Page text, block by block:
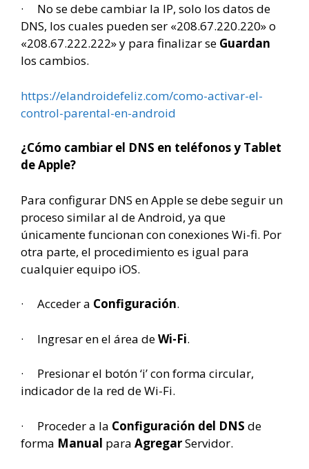
· No se debe cambiar la IP, solo los datos de
DNS, los cuales pueden ser «208.67.220.220» o
«208.67.222.222» y para finalizar se Guardan
los cambios.
https://elandroidefeliz.com/como-activar-el-
control-parental-en-android
¿Cómo cambiar el DNS en teléfonos y Tablet
de Apple?
Para configurar DNS en Apple se debe seguir un
proceso similar al de Android, ya que
únicamente funcionan con conexiones Wi-fi. Por
otra parte, el procedimiento es igual para
cualquier equipo iOS.
· Acceder a Configuración.
· Ingresar en el área deWi-Fi.
· Presionar el botón ‘i’ con forma circular,
indicador de la red de Wi-Fi.
· Proceder a la Configuración del DNS de
forma Manual para AgregarServidor.